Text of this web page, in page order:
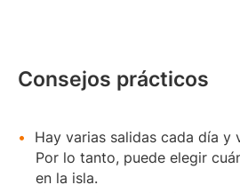
Consejos prácticos
Hay varias salidas cada día y
Por lo tanto, puede elegir
en la isla.